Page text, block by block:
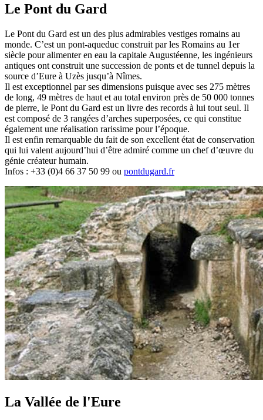
Le Pont du Gard
Le Pont du Gard est un des plus admirables vestiges romains au
monde. C’est un pont-aqueduc construit par les Romains au 1er
siècle pour alimenter en eau la capitale Augustéenne, les ingénieurs
antiques ont construit une succession de ponts et de tunnel depuis la
source d’Eure à Uzès jusqu’à Nîmes.
Il est exceptionnel par ses dimensions puisque avec ses 275 mètres
de long, 49 mètres de haut et au total environ près de 50 000 tonnes
de pierre, le Pont du Gard est un livre des records à lui tout seul. Il
est composé de 3 rangées d’arches superposées, ce qui constitue
également une réalisation rarissime pour l’époque.
Il est enfin remarquable du fait de son excellent état de conservation
qui lui valent aujourd’hui d’être admiré comme un chef d’œuvre du
génie créateur humain.
Infos : +33 (0)4 66 37 50 99 ou pontdugard.fr
La Vallée de l'Eure